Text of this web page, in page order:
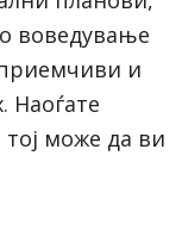
воведување
и
Наоѓате
може да ви